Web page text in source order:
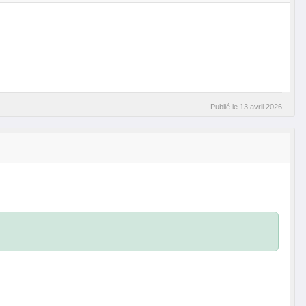
Publié le 13 avril 2026